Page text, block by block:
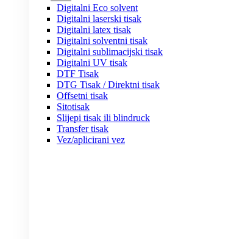
Digitalni Eco solvent
Digitalni laserski tisak
Digitalni latex tisak
Digitalni solventni tisak
Digitalni sublimacijski tisak
Digitalni UV tisak
DTF Tisak
DTG Tisak / Direktni tisak
Offsetni tisak
Sitotisak
Slijepi tisak ili blindruck
Transfer tisak
Vez/aplicirani vez